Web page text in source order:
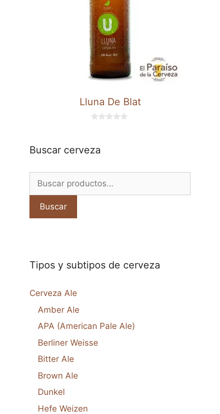
Lluna De Blat
5
Buscar cerveza
Buscar
Buscar
Tipos y subtipos de cerveza
Cerveza Ale
Amber Ale
APA (American Pale Ale)
Berliner Weisse
Bitter Ale
Brown Ale
Dunkel
Hefe Weizen